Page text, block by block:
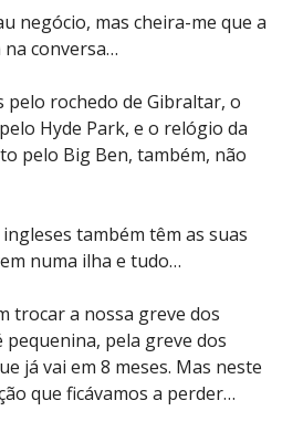
negócio, mas cheira-me que a
conversa…
pelo rochedo de Gibraltar, o
Hyde Park, e o relógio da
pelo Big Ben, também, não
também têm as suas
numa ilha e tudo…
trocar a nossa greve dos
pela greve dos
já vai em 8 meses. Mas neste
que ficávamos a perder…